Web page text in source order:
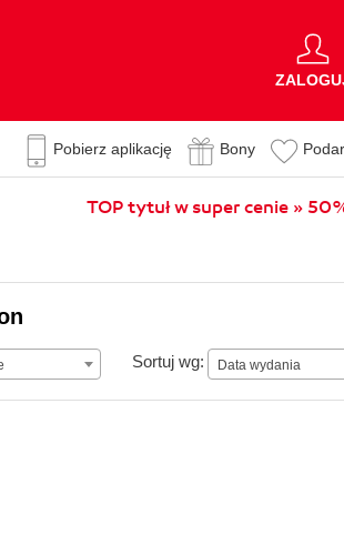
Pobierz aplikację Bony
TOP tytuł w super cenie »
Sortuj wg: Data wydania
Data wydania